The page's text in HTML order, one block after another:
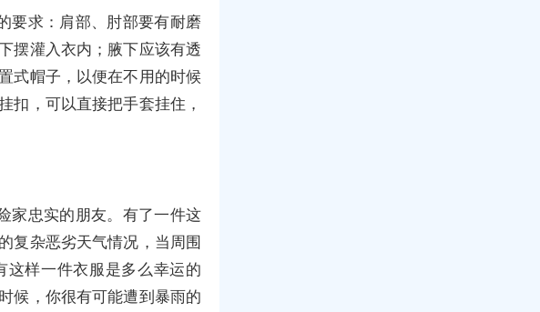
要求：肩部、肘部要有耐磨
摆灌入衣内；腋下应该有透
式帽子，以便在不用的时候
扣，可以直接把手套挂住，
家忠实的朋友。有了一件这
复杂恶劣天气情况，当周围
这样一件衣服是多么幸运的
候，你很有可能遭到暴雨的